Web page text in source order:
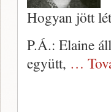
Hogyan jött
P.Á.: Elaine
együtt, …